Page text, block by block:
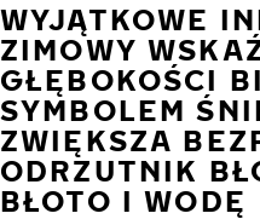
WYJĄTKOWE
ZIMOWY
GŁĘBOKOŚCI
SYMBOLEM
ZWIĘKSZA
ODRZUTNIK
BŁOTO I WODĘ